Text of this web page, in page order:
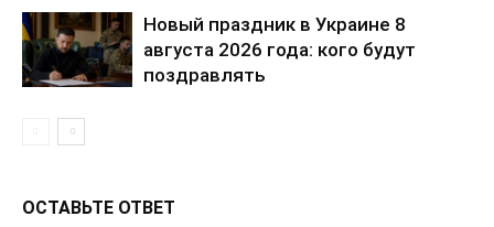
Новый праздник в Украине 8
августа 2026 года: кого будут
поздравлять
ОСТАВЬТЕ ОТВЕТ